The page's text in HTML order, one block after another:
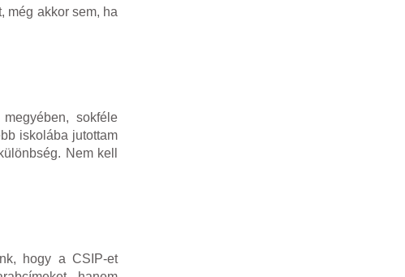
még akkor sem, ha
sokféle
iskolába jutottam
Nem kell
hogy a CSIP-et